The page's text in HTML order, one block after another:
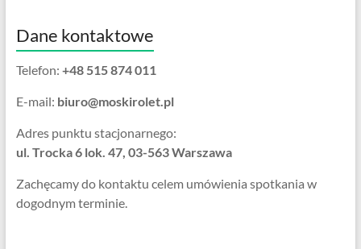
Dane kontaktowe
Telefon: +48 515 874 011
E-mail: biuro@moskirolet.pl
Adres punktu stacjonarnego:
ul. Trocka 6 lok. 47, 03-563 Warszawa
Zachęcamy do kontaktu celem umówienia spotkania w
dogodnym terminie.